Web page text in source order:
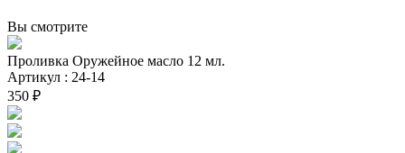
Вы смотрите
Проливка Оружейное масло 12 мл.
Артикул : 24-14
350 ₽